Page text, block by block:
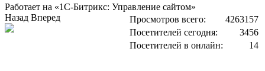
Работает на «1С-Битрикс: Управление сайтом»
Просмотров всего:
4263157
Посетителей сегодня:
3456
Посетителей в онлайн:
14
Назад Вперед